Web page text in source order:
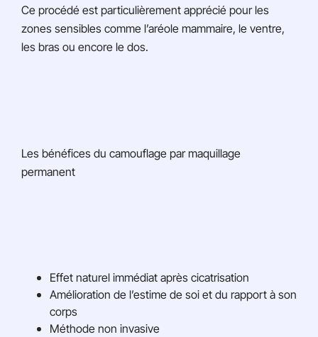
Ce procédé est particulièrement apprécié pour les
zones sensibles comme l’aréole mammaire, le ventre,
les bras ou encore le dos.
Les bénéfices du camouflage par maquillage
permanent
Effet naturel immédiat après cicatrisation
Amélioration de l’estime de soi et du rapport à son
corps
Méthode non invasive